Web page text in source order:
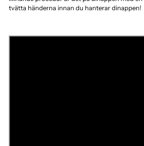
tvätta händerna innan du hanterar dinappen!